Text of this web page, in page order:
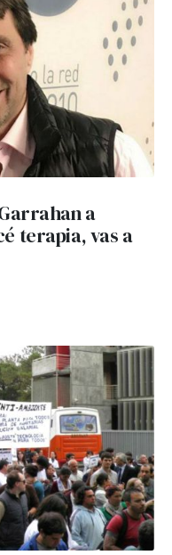
a
terapia, vas a